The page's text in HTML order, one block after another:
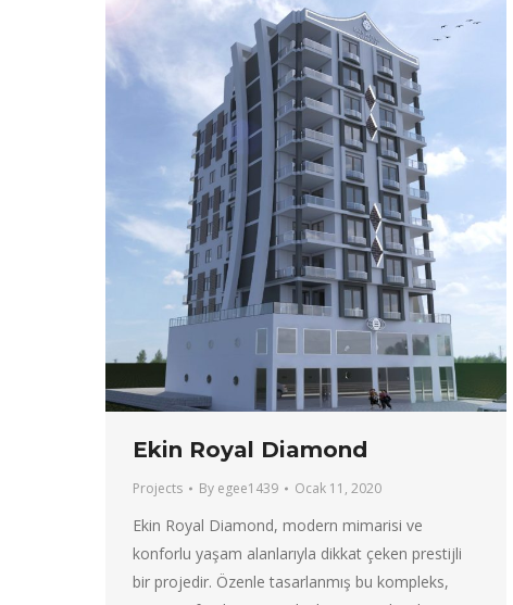
Ekin Royal Diamond
Projects By egee1439 Ocak 11, 2020
Ekin Royal Diamond, modern mimarisi ve
konforlu yaşam alanlarıyla dikkat çeken prestijli
bir projedir. Özenle tasarlanmış bu kompleks,